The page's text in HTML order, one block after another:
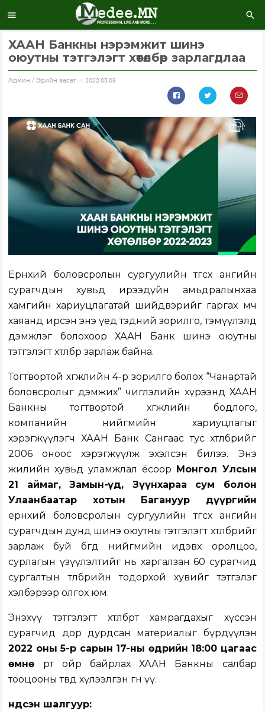
ХААН Банкны нэрэмжит шинэ
оюутны тэтгэлэгт хөтөлбөр зарлагдлаа
Aдмин / Эдийн засаг 2022.05.03
Ерөнхий боловсролын сургуулийн төгсөх ангийн
сурагчдын хувьд ирээдүйн амьдралынхаа
хамгийн хариуцлагатай шийдвэрийг гаргах мөч
хаяанд ирсэн энэ үед тэдний зорилго, тэмүүлэлд
дэмжлэг болохоор ХААН Банк шинэ оюутны
тэтгэлэгт хөтөлбөрөө зарлаж байна.
Тогтвортой хөгжлийн 4-р зорилго болох “Чанартай
боловсролыг дэмжих” чиглэлийн хүрээнд ХААН
Банкны тогтвортой хөгжлийн бодлого,
компанийн нийгмийн хариуцлагыг
хэрэгжүүлэгч ХААН Банк Сангаас тус хөтөлбөрийг
2006 оноос хэрэгжүүлж эхэлсэн билээ. Энэ
жилийн хувьд уламжлал ёсоор
Монгол Улсын
21 аймаг, Замын-Үүд, Зүүнхараа сум болон
Улаанбаатар хотын Багануур дүүргийн
ерөнхий боловсролын сургуулийн төгсөх ангийн
сурагчдын дунд шинэ оюутны тэтгэлэгт хөтөлбөрийг
зарлаж буй бөгөөд нийгмийн идэвх оролцоо,
сурлагын үзүүлэлтийг нь харгалзан 60 сурагчид
сургалтын төлбөрийн тодорхой хувийг тэтгэлэг
хэлбэрээр олгох юм.
Энэхүү тэтгэлэгт хөтөлбөрт хамрагдахыг хүссэн
сурагчид дор дурдсан материалыг бүрдүүлэн
2022 оны 5-р сарын 17-ны өдрийн 18:00 цагаас
өмнө өөрт ойр байрлах ХААН Банкны салбар
тооцооны төвд хүлээлгэн өгнө үү.
Үндсэн шалгуур: